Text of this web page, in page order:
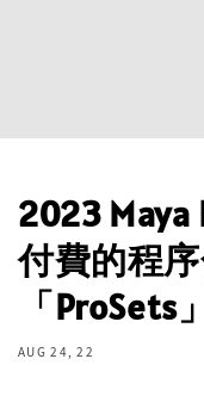
2023 Maya
付費的程
「
AUG 24, 22